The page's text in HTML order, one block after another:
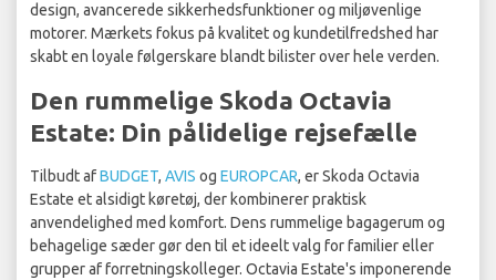
design, avancerede sikkerhedsfunktioner og miljøvenlige
motorer. Mærkets fokus på kvalitet og kundetilfredshed har
skabt en loyale følgerskare blandt bilister over hele verden.
Den rummelige Skoda Octavia
Estate: Din pålidelige rejsefælle
Tilbudt afBUDGET, AVIS og EUROPCAR, er Skoda Octavia
Estate et alsidigt køretøj, der kombinerer praktisk
anvendelighed med komfort. Dens rummelige bagagerum og
behagelige sæder gør den til et ideelt valg for familier eller
grupper af forretningskolleger. Octavia Estate's imponerende